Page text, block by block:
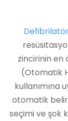
zincirinin en
(Otomatik
kullanımına
otomatik
seçimi ve şok